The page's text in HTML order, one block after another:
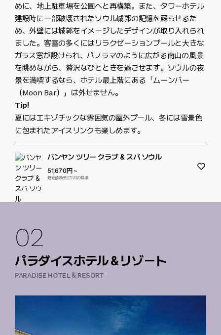
めに、地上駐車場を公園へと再構築。また、タワーホテル
建設時に一部破壊されたソウル城郭の記憶を蘇らせるた
め、外壁には城郭をイメージしたデザインが取り入れられ
ました。客室の多くにはリラクゼーションプールと大きな
ガラス窓が設けられ、パノラマのように広がる南山の風景
を眺めながら、贅沢なひとときを過ごせます。ソウルの夜
景を満喫するなら、ホテル最上階にある「ムーンバー
（Moon Bar）」は外せません。
Tip!
夏にはエキゾチックな雰囲気の屋外プール、冬には雪景色
に包まれたアイスリンクも楽しめます。
バンヤン ツリー クラブ & スパ ソウル
51,670円 ~
最安値過去2か月の基準
02
パラダイスホテル＆リゾート
PARADISE HOTEL & RESORT